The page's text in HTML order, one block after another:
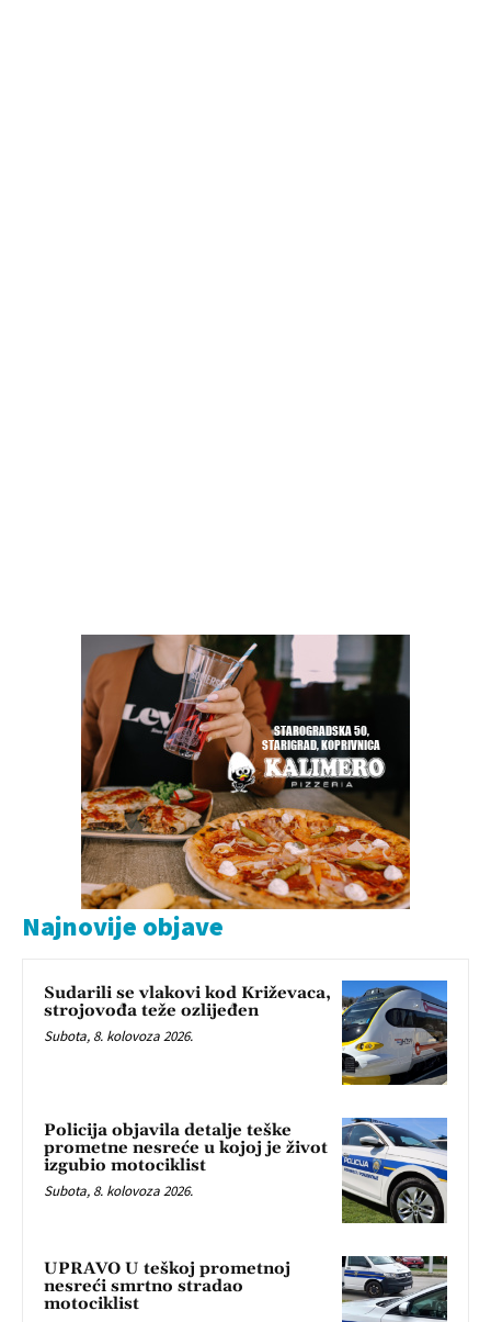
Najnovije objave
Sudarili se vlakovi kod Križevaca,
strojovođa teže ozlijeđen
Subota, 8. kolovoza 2026.
Policija objavila detalje teške
prometne nesreće u kojoj je život
izgubio motociklist
Subota, 8. kolovoza 2026.
UPRAVO U teškoj prometnoj
nesreći smrtno stradao
motociklist